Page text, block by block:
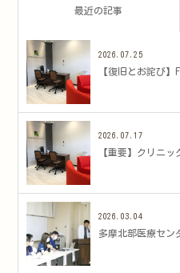
最近の記事
2026.07.25
【復旧とお詫び
2026.07.17
【重要】クリニ
2026.03.04
多摩北部医療セ